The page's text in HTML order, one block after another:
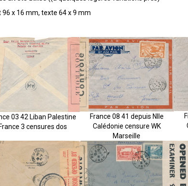
x 16 mm, texte 64 x 9 mm
03 42 Liban Palestine
France 3 censures dos
France 08 41 depuis Nlle
Calédonie censure WK
Marseille